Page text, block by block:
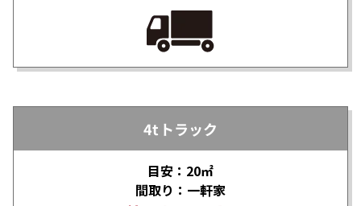
4tトラック
目安：20㎡
間取り：一軒家